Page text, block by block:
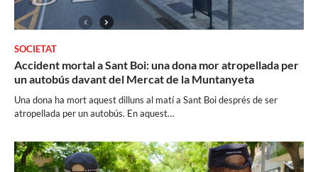
SOCIETAT
Accident mortal a Sant Boi: una dona mor atropellada per
un autobús davant del Mercat de la Muntanyeta
Una dona ha mort aquest dilluns al matí a Sant Boi després de ser
atropellada per un autobús. En aquest…